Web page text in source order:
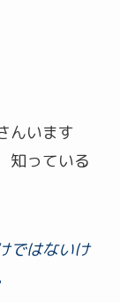
んいます
知っている
ではないけ